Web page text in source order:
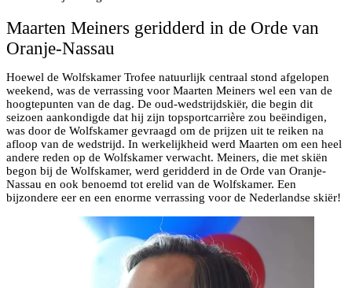
Maarten Meiners geridderd in de Orde van
Oranje-Nassau
Hoewel de Wolfskamer Trofee natuurlijk centraal stond afgelopen
weekend, was de verrassing voor Maarten Meiners wel een van de
hoogtepunten van de dag. De oud-wedstrijdskiër, die begin dit
seizoen aankondigde dat hij zijn topsportcarrière zou beëindigen,
was door de Wolfskamer gevraagd om de prijzen uit te reiken na
afloop van de wedstrijd. In werkelijkheid werd Maarten om een heel
andere reden op de Wolfskamer verwacht. Meiners, die met skiën
begon bij de Wolfskamer, werd geridderd in de Orde van Oranje-
Nassau en ook benoemd tot erelid van de Wolfskamer. Een
bijzondere eer en een enorme verrassing voor de Nederlandse skiër!